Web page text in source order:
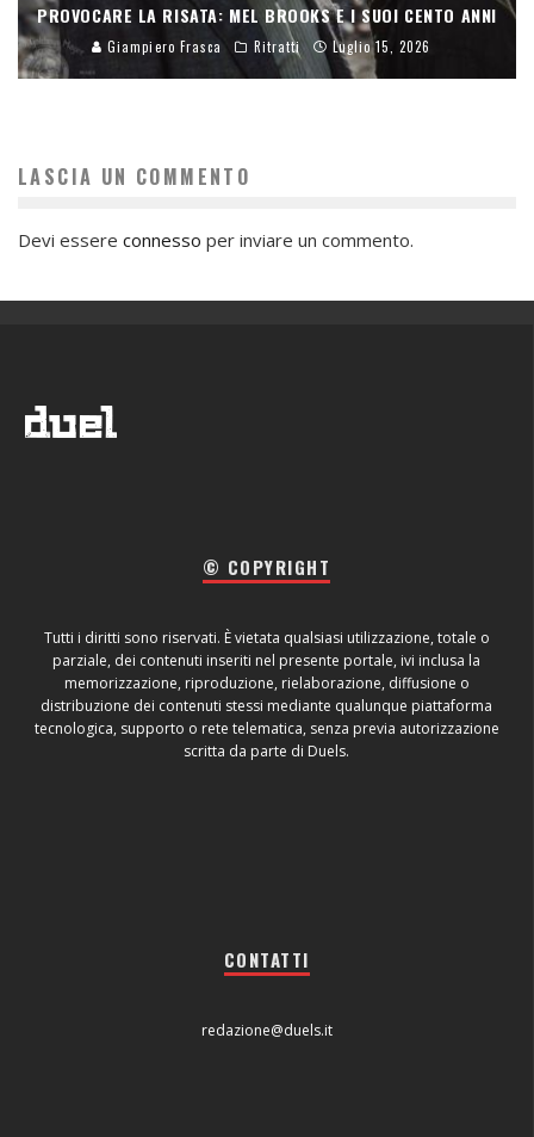
PROVOCARE LA RISATA: MEL BROOKS E I SUOI CENTO ANNI
Giampiero Frasca Ritratti Luglio 15, 2026
LASCIA UN COMMENTO
Devi essere connesso per inviare un commento.
© COPYRIGHT
Tutti i diritti sono riservati. È vietata qualsiasi utilizzazione, totale o
parziale, dei contenuti inseriti nel presente portale, ivi inclusa la
memorizzazione, riproduzione, rielaborazione, diffusione o
distribuzione dei contenuti stessi mediante qualunque piattaforma
tecnologica, supporto o rete telematica, senza previa autorizzazione
scritta da parte di Duels.
CONTATTI
redazione@duels.it